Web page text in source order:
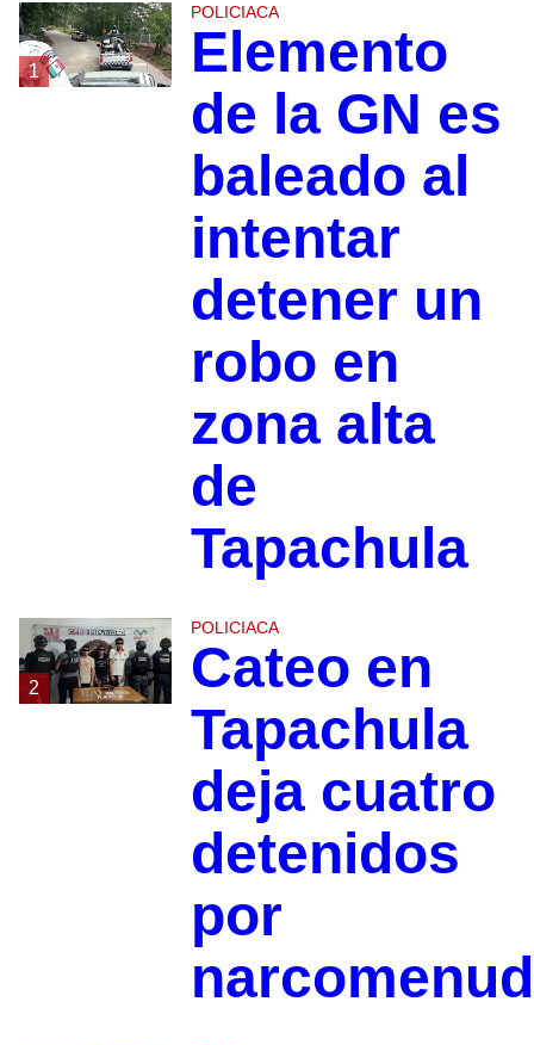
1
POLICIACA
Elemento
de la GN es
baleado al
intentar
detener un
robo en
zona alta
de
Tapachula
2
POLICIACA
Cateo en
Tapachula
deja cuatro
detenidos
por